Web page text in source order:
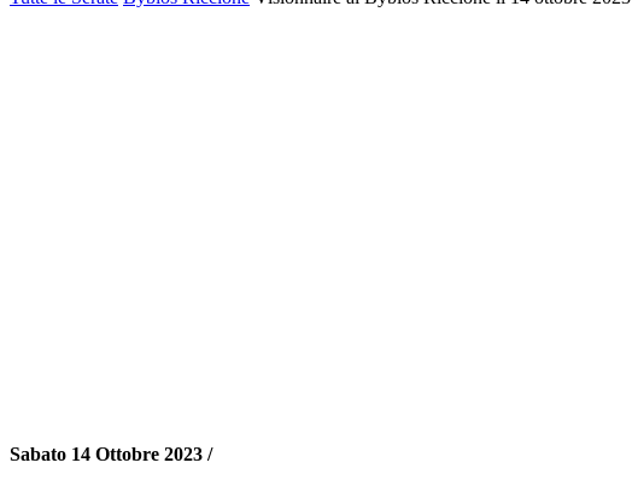
Sabato 14 Ottobre 2023 /